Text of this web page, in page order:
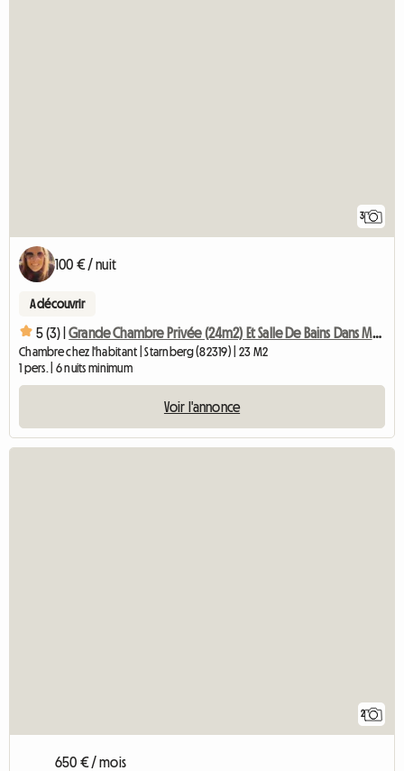
3
100 € / nuit
A découvrir
5 (3) | Grande Chambre Privée (24m2) Et Salle De Bains Dans Maison Familiale
Chambre chez l'habitant | Starnberg (82319) | 23 M2
1 pers. | 6 nuits minimum
Voir l'annonce
2
650 € / mois